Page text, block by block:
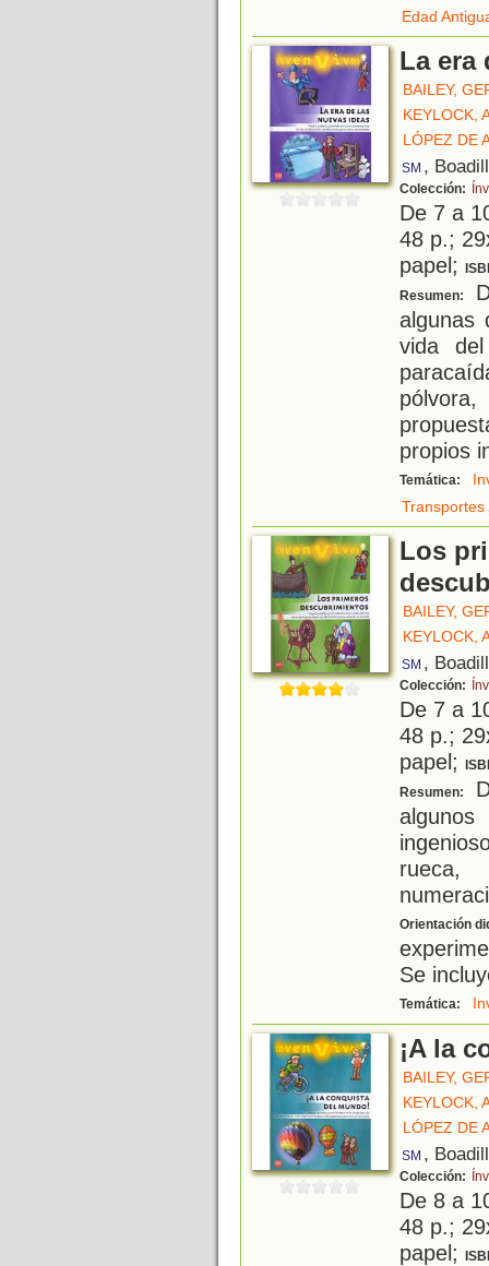
Edad
La era
BAILEY,
KEYLOCK,
LÓPEZ DE
SM ,
Colección:
De 7 a
48 p.;
papel;
Resumen:
algunas
vida
propios
Temática:
Transportes
Los
BAILEY,
KEYLOCK,
SM ,
Colección:
De 7 a
48 p.;
papel;
Resumen:
algunos
Orientación
Se
Temática:
¡A la
BAILEY,
KEYLOCK,
LÓPEZ DE
SM ,
Colección:
De 8 a
48 p.;
papel;